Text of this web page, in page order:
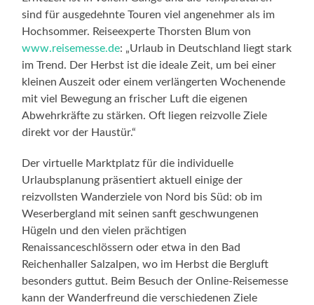
sind für ausgedehnte Touren viel angenehmer als im
Hochsommer. Reiseexperte Thorsten Blum von
www.reisemesse.de: „Urlaub in Deutschland liegt stark
im Trend. Der Herbst ist die ideale Zeit, um bei einer
kleinen Auszeit oder einem verlängerten Wochenende
mit viel Bewegung an frischer Luft die eigenen
Abwehrkräfte zu stärken. Oft liegen reizvolle Ziele
direkt vor der Haustür.“
Der virtuelle Marktplatz für die individuelle
Urlaubsplanung präsentiert aktuell einige der
reizvollsten Wanderziele von Nord bis Süd: ob im
Weserbergland mit seinen sanft geschwungenen
Hügeln und den vielen prächtigen
Renaissanceschlössern oder etwa in den Bad
Reichenhaller Salzalpen, wo im Herbst die Bergluft
besonders guttut. Beim Besuch der Online-Reisemesse
kann der Wanderfreund die verschiedenen Ziele